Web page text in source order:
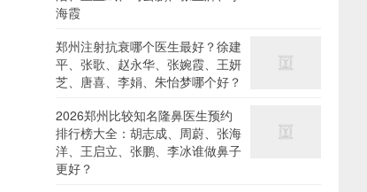
海霞
郑州注射抗衰哪个医生最好？徐建
平、张歌、赵永华、张婉霞、王妍
芝、唐喜、李娟、朱怡梦哪个好？
2026郑州比较知名隆鼻医生预约
排行榜大全：胡志成、周蔚、张海
洋、王启立、张鹏、李冰谁做鼻子
更好？